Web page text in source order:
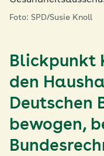
Foto: SPD/Susie Knoll
Blickpunkt
den
Deutschen
bewogen,